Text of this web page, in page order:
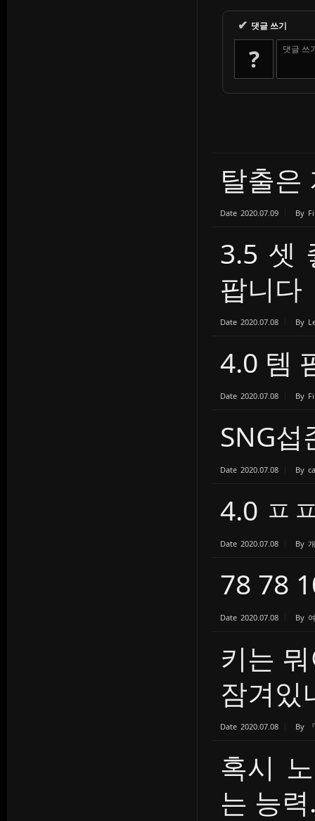
✔ 댓글 쓰기
? 댓글 쓰
탈출은
Date 2020.07.09 By
3.5 셋
팝니다
Date 2020.07.08 By
4.0 템
Date 2020.07.08 By
SNG
Date 2020.07.08 By
4.0 ㅍ
Date 2020.07.08 By
78 78
Date 2020.07.08 By
키는
잠겨있
Date 2020.07.08 By
혹시
는 능